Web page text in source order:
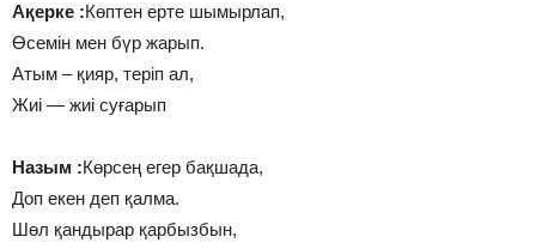
Ақерке :Көптен ерте шымырлап,
Өсемін мен бүр жарып.
Атым – қияр, теріп ал,
Жиі — жиі суғарып
Назым :Көрсең егер бақшада,
Доп екен деп қалма.
Шөл қандырар қарбызбын,